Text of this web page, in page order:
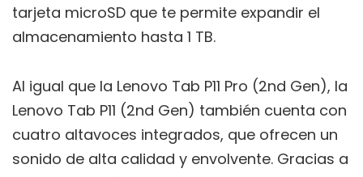
tarjeta microSD que te permite expandir el
almacenamiento hasta 1 TB.
Al igual que la Lenovo Tab P11 Pro (2nd Gen), la
Lenovo Tab P11 (2nd Gen) también cuenta con
cuatro altavoces integrados, que ofrecen un
sonido de alta calidad y envolvente. Gracias a